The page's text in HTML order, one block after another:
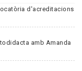
d'acreditacions
amb Amanda